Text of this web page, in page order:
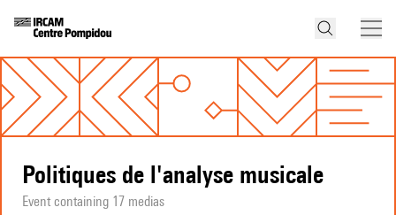
Politiques de l'analyse musicale
Event containing 17 medias